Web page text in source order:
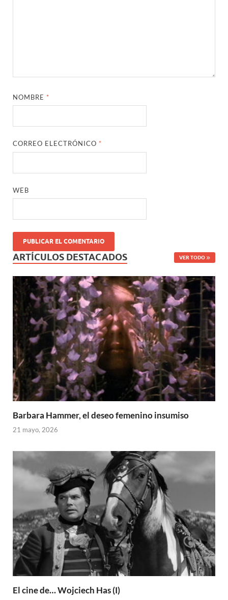
NOMBRE *
CORREO ELECTRÓNICO *
WEB
ARTÍCULOS DESTACADOS VER TODO
Barbara Hammer, el deseo femenino insumiso
21 mayo, 2026
El cine de… Wojciech Has (I)